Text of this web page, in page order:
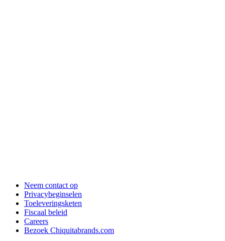
Neem contact op
Privacybeginselen
Toeleveringsketen
Fiscaal beleid
Careers
Bezoek Chiquitabrands.com